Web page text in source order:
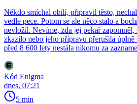
Někdo smíchal obilí, připravil těsto,
vedle pece. Potom se ale něco stalo a
nevložil. Nevíme, zda jej pekař zapomněl,
zkazilo nebo jeho přípravu přerušila úplně
před 8 600 lety nestála nikomu za
Kód Enigma
dnes, 07:21
5 min